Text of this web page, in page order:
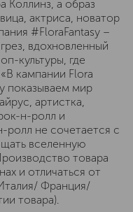
Коллинз, а образ
актриса, новатор
#FloraFantasy –
вдохновленный
культуры, где
кампании Flora
показываем мир
артистка,
н-ролл и
ролл не сочетается с
вселенную
товара
и отличаться от
Франция/
товара).